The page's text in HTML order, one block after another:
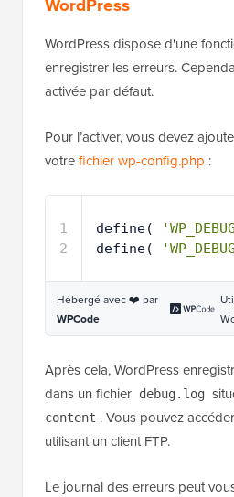
WordPress dispose d'une
enregistrer les erreurs.
activée par défaut.
Pour l’activer, vous devez
votrefichier wp-config.php :
1
2
define(
define(
Hébergé avec ❤️ par
WPCode
Après cela, WordPress
dans un fichier debug.log
content . Vous pouvez
utilisant un client FTP.
Le journal des erreurs peut